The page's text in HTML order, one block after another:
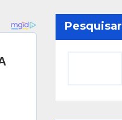
Pesquisar